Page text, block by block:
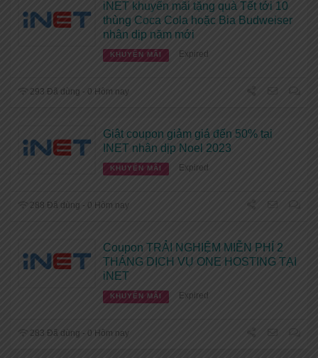
iNET khuyến mãi tặng quà Tết tới 10
thùng Coca Cola hoặc Bia Budweiser
nhân dịp năm mới
KHUYẾN MÃI Expired
293 Đã dùng - 0 Hôm nay
Giật coupon giảm giá đến 50% tại
INET nhân dịp Noel 2023
KHUYẾN MÃI Expired
288 Đã dùng - 0 Hôm nay
Coupon TRẢI NGHIỆM MIỄN PHÍ 2
THÁNG DỊCH VỤ ONE HOSTING TẠI
iNET
KHUYẾN MÃI Expired
283 Đã dùng - 0 Hôm nay